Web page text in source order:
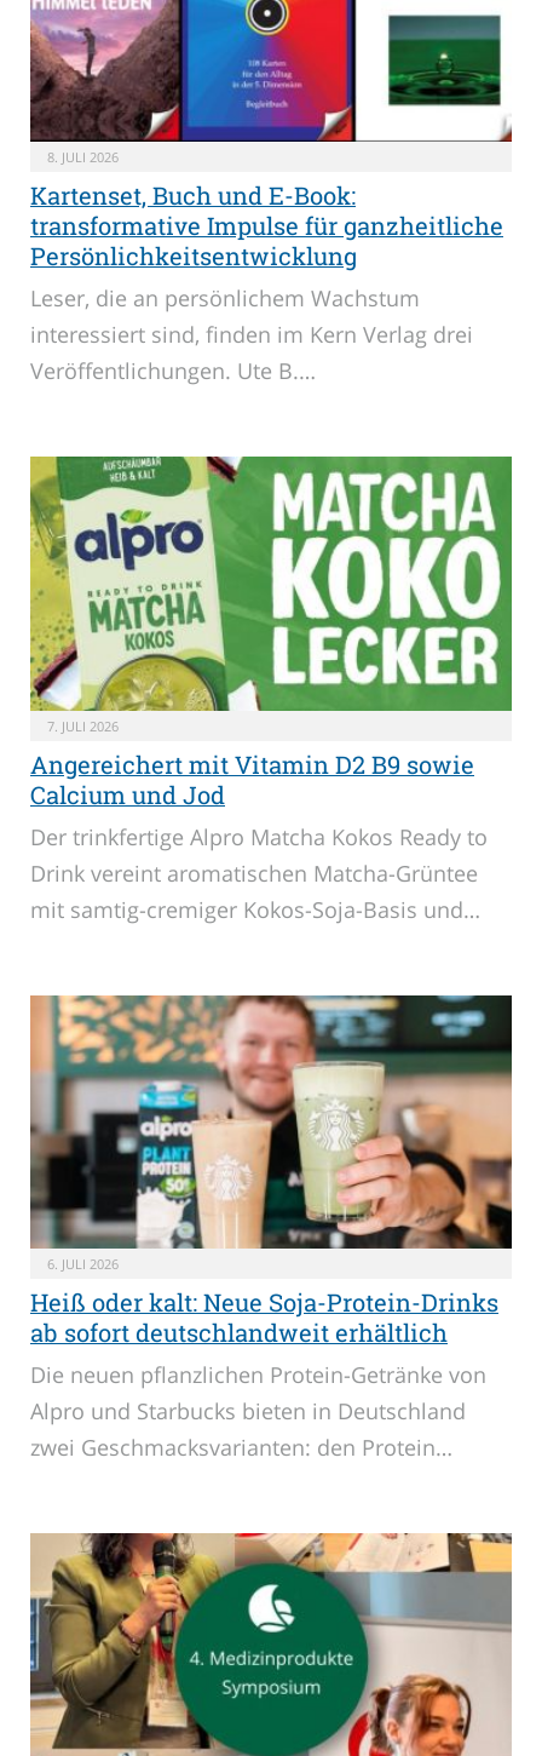
8. JULI 2026
Kartenset, Buch und E-Book:
transformative Impulse für ganzheitliche
Persönlichkeitsentwicklung
Leser, die an persönlichem Wachstum
interessiert sind, finden im Kern Verlag drei
Veröffentlichungen. Ute B.…
7. JULI 2026
Angereichert mit Vitamin D2 B9 sowie
Calcium und Jod
Der trinkfertige Alpro Matcha Kokos Ready to
Drink vereint aromatischen Matcha-Grüntee
mit samtig-cremiger Kokos-Soja-Basis und…
6. JULI 2026
Heiß oder kalt: Neue Soja-Protein-Drinks
ab sofort deutschlandweit erhältlich
Die neuen pflanzlichen Protein-Getränke von
Alpro und Starbucks bieten in Deutschland
zwei Geschmacksvarianten: den Protein…